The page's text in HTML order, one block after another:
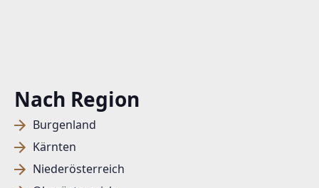
Nach Region
Burgenland
Kärnten
Niederösterreich